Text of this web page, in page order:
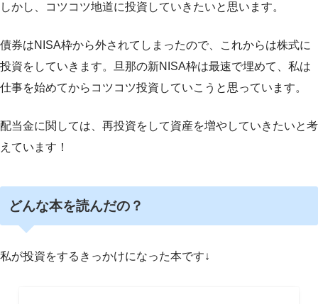
しかし、コツコツ地道に投資していきたいと思います。
債券はNISA枠から外されてしまったので、これからは株式に
投資をしていきます。旦那の新NISA枠は最速で埋めて、私は
仕事を始めてからコツコツ投資していこうと思っています。
配当金に関しては、再投資をして資産を増やしていきたいと考
えています！
どんな本を読んだの？
私が投資をするきっかけになった本です↓